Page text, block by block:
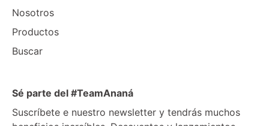
Nosotros
Productos
Buscar
Sé parte del #TeamAnaná
Suscríbete e nuestro newsletter y tendrás muchos